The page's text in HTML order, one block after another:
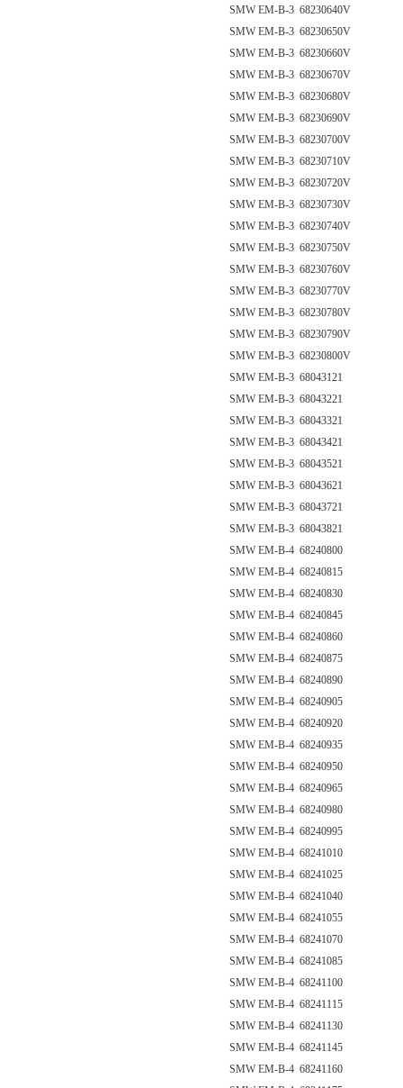
SMW EM-B-3 68230640V
SMW EM-B-3 68230650V
SMW EM-B-3 68230660V
SMW EM-B-3 68230670V
SMW EM-B-3 68230680V
SMW EM-B-3 68230690V
SMW EM-B-3 68230700V
SMW EM-B-3 68230710V
SMW EM-B-3 68230720V
SMW EM-B-3 68230730V
SMW EM-B-3 68230740V
SMW EM-B-3 68230750V
SMW EM-B-3 68230760V
SMW EM-B-3 68230770V
SMW EM-B-3 68230780V
SMW EM-B-3 68230790V
SMW EM-B-3 68230800V
SMW EM-B-3 68043121
SMW EM-B-3 68043221
SMW EM-B-3 68043321
SMW EM-B-3 68043421
SMW EM-B-3 68043521
SMW EM-B-3 68043621
SMW EM-B-3 68043721
SMW EM-B-3 68043821
SMW EM-B-4 68240800
SMW EM-B-4 68240815
SMW EM-B-4 68240830
SMW EM-B-4 68240845
SMW EM-B-4 68240860
SMW EM-B-4 68240875
SMW EM-B-4 68240890
SMW EM-B-4 68240905
SMW EM-B-4 68240920
SMW EM-B-4 68240935
SMW EM-B-4 68240950
SMW EM-B-4 68240965
SMW EM-B-4 68240980
SMW EM-B-4 68240995
SMW EM-B-4 68241010
SMW EM-B-4 68241025
SMW EM-B-4 68241040
SMW EM-B-4 68241055
SMW EM-B-4 68241070
SMW EM-B-4 68241085
SMW EM-B-4 68241100
SMW EM-B-4 68241115
SMW EM-B-4 68241130
SMW EM-B-4 68241145
SMW EM-B-4 68241160